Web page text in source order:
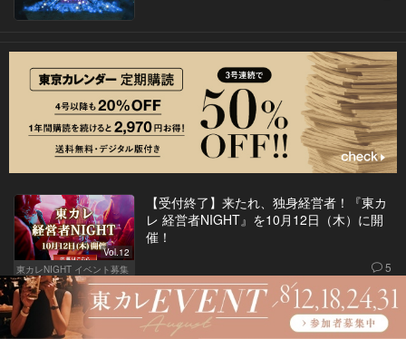
Vol.12
東カレNIGHT イベント募集
【受付終了】来たれ、独身経営者！『東カ
レ 経営者NIGHT』を10月12日（木）に開
催！
5
今すぐ予約するしかない！東カレ読者に豪
華トリュフご飯を無料サービス！